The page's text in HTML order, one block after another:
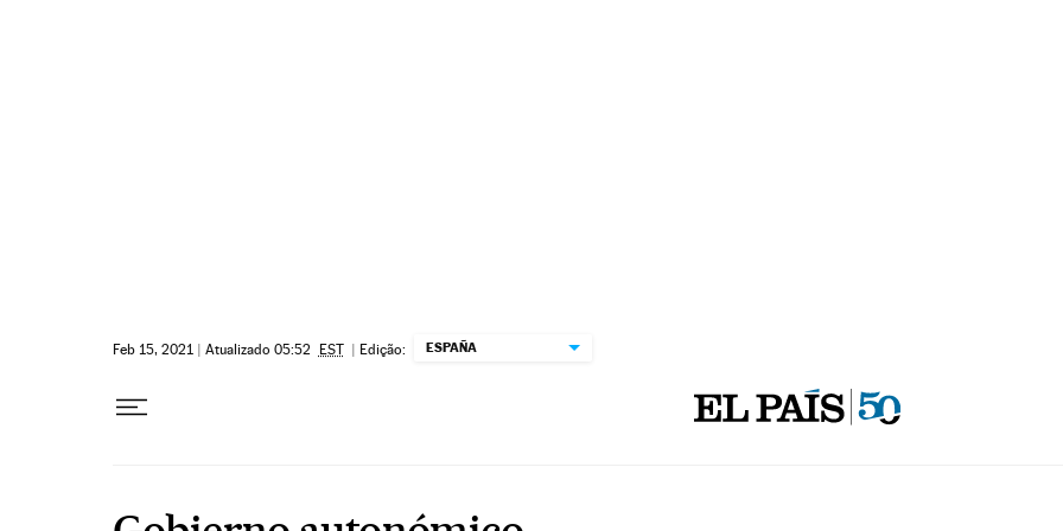
Feb 15, 2021 | Atualizado 05:52 EST | Edição: ESPAÑA